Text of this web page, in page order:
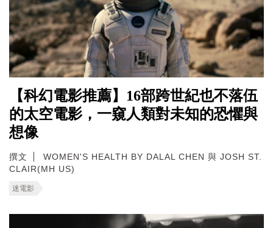
【科幻電影推薦】16部跨世紀也不落伍
的太空電影，一窺人類對未知的恐懼與
想像
撰文
WOMEN'S HEALTH BY DALAL CHEN 與 JOSH ST.
CLAIR(MH US)
迷電影